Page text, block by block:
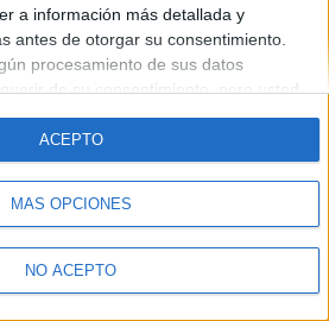
a información más detallada y
antes de otorgar su consentimiento.
procesamiento de sus datos
de su consentimiento, pero usted
tal procesamiento. Sus
solo a este sitio web. Puede cambiar
su consentimiento en cualquier
sitio y haciendo clic en el botón
de la página web.
MÁS OPCIONES
NO ACEPTO
ACEPTO